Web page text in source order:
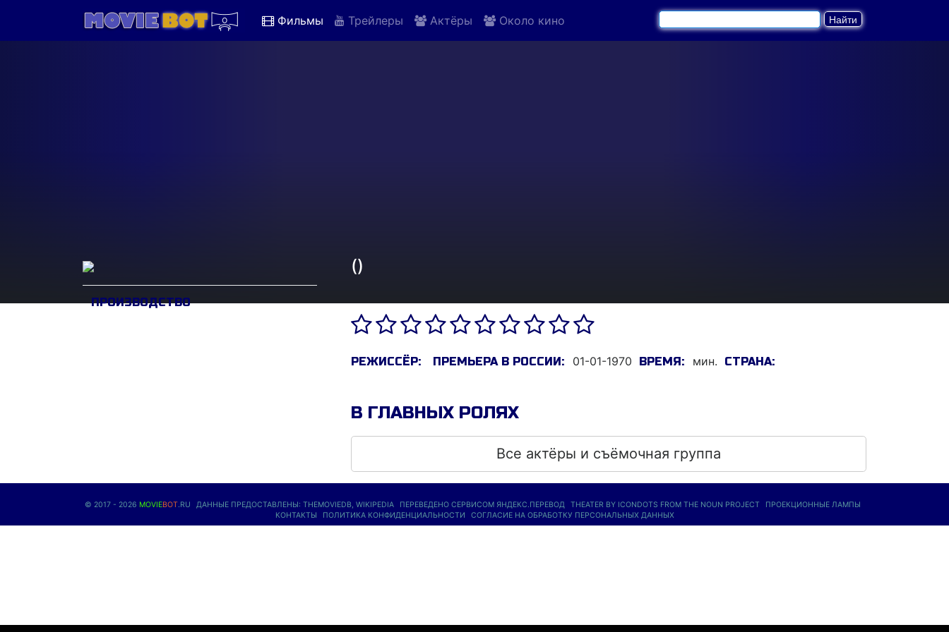
Фильмы Трейлеры Актёры Около кино
ПРОИЗВОДСТВО
()
РЕЖИССЁР: ПРЕМЬЕРА В РОССИИ: 01-01-1970 ВРЕМЯ: мин. СТРАНА:
В ГЛАВНЫХ РОЛЯХ
Все актёры и съёмочная группа
© 2017 - 2026 MOVIEBOT.RU ДАННЫЕ ПРЕДОСТАВЛЕНЫ: THEMOVIEDB, WIKIPEDIA ПЕРЕВЕДЕНО СЕРВИСОМ ЯНДЕКС.ПЕРЕВОД THEATER BY ICONDOTS FROM THE NOUN PROJECT
ПРОЕКЦИОННЫЕ ЛАМПЫ
КОНТАКТЫ
ПОЛИТИКА КОНФИДЕНЦИАЛЬНОСТИ СОГЛАСИЕ НА ОБРАБОТКУ ПЕРСОНАЛЬНЫХ ДАННЫХ